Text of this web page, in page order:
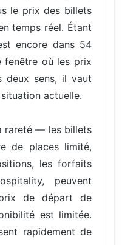
le prix des billets
temps réel. Étant
encore dans 54
fenêtre où les prix
deux sens, il vaut
actuelle.
rareté — les billets
de places limité,
les forfaits
peuvent
de départ de
est limitée.
rapidement de